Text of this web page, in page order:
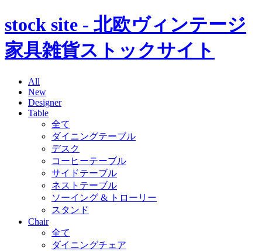
stock site - 北欧ヴィンテージ
家具雑貨ストックサイト
All
New
Designer
Table
全て
ダイニングテーブル
デスク
コーヒーテーブル
サイドテーブル
ネストテーブル
ソーイング & トローリー
スタンド
Chair
全て
ダイニングチェア